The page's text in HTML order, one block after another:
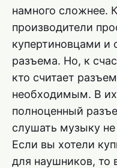
намного сложнее.
производители
купертиновцами и
разъема. Но, к
кто считает
необходимым. В их
полноценный
слушать музыку
Если вы хотели
для наушников,